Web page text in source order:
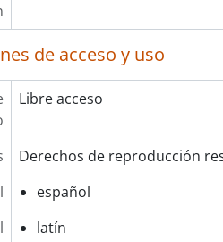
de acceso y uso
Libre acceso
Derechos de reproducción
español
latín